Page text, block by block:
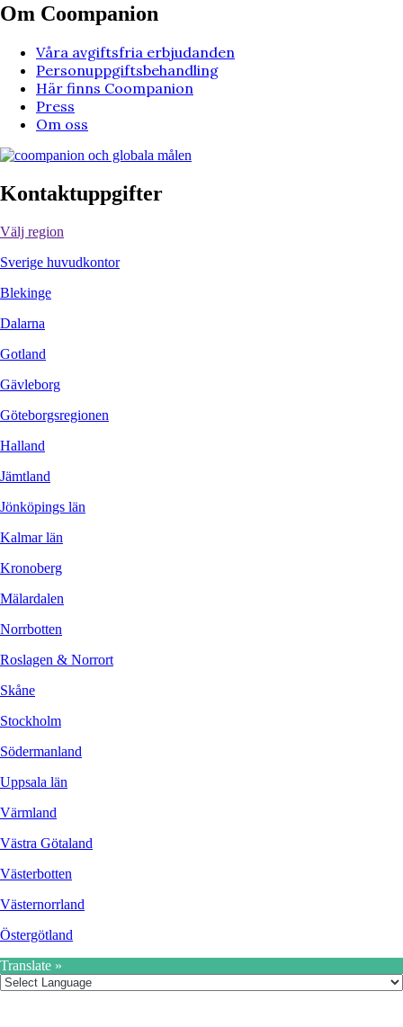
Om Coompanion
Våra avgiftsfria erbjudanden
Personuppgiftsbehandling
Här finns Coompanion
Press
Om oss
Kontaktuppgifter
Välj region
Sverige huvudkontor
Blekinge
Dalarna
Gotland
Gävleborg
Göteborgsregionen
Halland
Jämtland
Jönköpings län
Kalmar län
Kronoberg
Mälardalen
Norrbotten
Roslagen & Norrort
Skåne
Stockholm
Södermanland
Uppsala län
Värmland
Västra Götaland
Västerbotten
Västernorrland
Östergötland
Translate »